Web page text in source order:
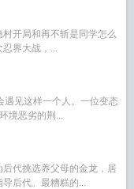
开局和再不斩是同学怎么
界大战，...
见这样一个人。一位变态
境恶劣的荆...
代挑选养父母的金龙，居
后代。最糟糕的...